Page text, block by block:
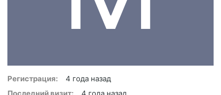
Регистрация:
4 года назад